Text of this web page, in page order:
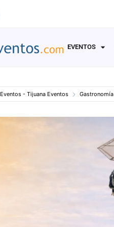
EVENTOS
Eventos - Tijuana Eventos Gastronomía